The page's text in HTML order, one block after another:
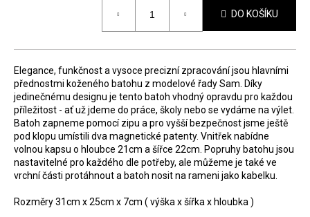
DO KOŠÍKU
Elegance, funkčnost a vysoce precizní zpracování jsou hlavními
přednostmi koženého batohu z modelové řady Sam. Díky
jedinečnému designu je tento batoh vhodný opravdu pro každou
příležitost - ať už jdeme do práce, školy nebo se vydáme na výlet.
Batoh zapneme pomocí zipu a pro vyšší bezpečnost jsme ještě
pod klopu umístili dva magnetické patenty. Vnitřek nabídne
volnou kapsu o hloubce 21cm a šířce 22cm. Popruhy batohu jsou
nastavitelné pro každého dle potřeby, ale můžeme je také ve
vrchní části protáhnout a batoh nosit na rameni jako kabelku.
Rozměry 31cm x 25cm x 7cm ( výška x šířka x hloubka )
D
o
p
o
r
u
č
u